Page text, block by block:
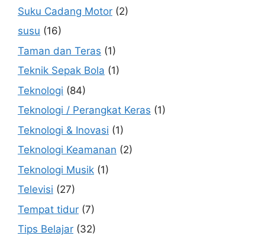
Suku Cadang Motor (2)
susu (16)
Taman dan Teras (1)
Teknik Sepak Bola (1)
Teknologi (84)
Teknologi / Perangkat Keras (1)
Teknologi & Inovasi (1)
Teknologi Keamanan (2)
Teknologi Musik (1)
Televisi (27)
Tempat tidur (7)
Tips Belajar (32)